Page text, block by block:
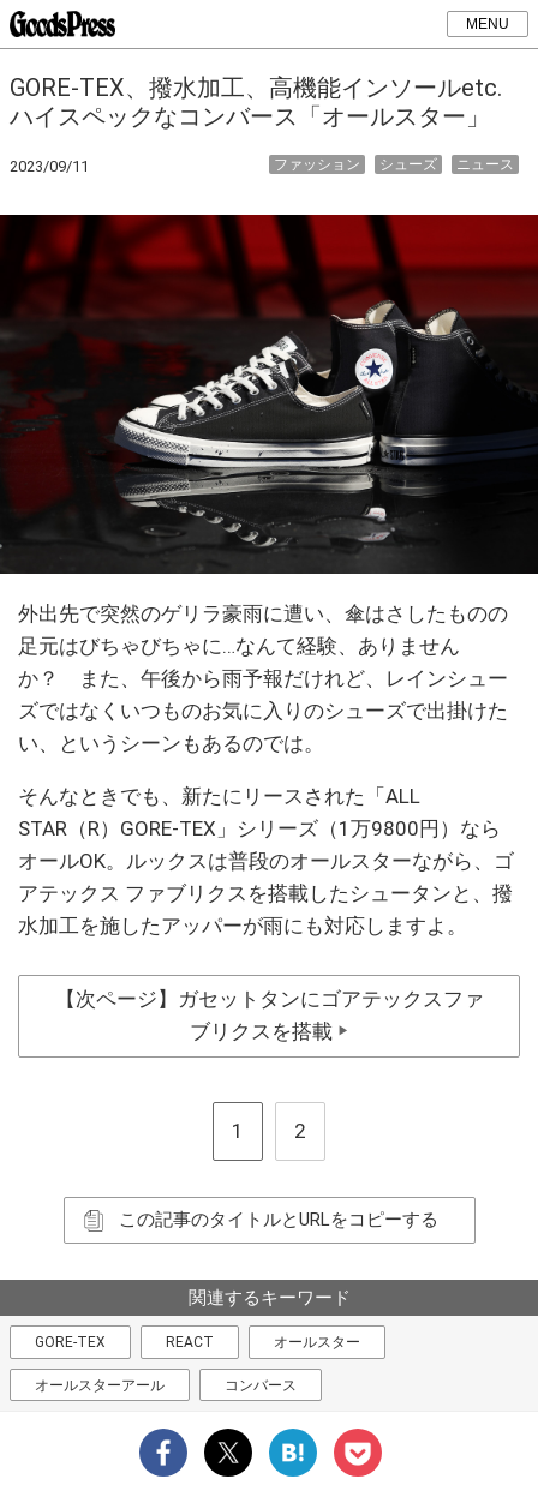
MENU
GORE-TEX、撥水加工、高機能インソールetc.
ハイスペックなコンバース「オールスター」
2023/09/11 ニュース
シューズ
ファッション
外出先で突然のゲリラ豪雨に遭い、傘はさしたものの
足元はびちゃびちゃに…なんて経験、ありません
か？ また、午後から雨予報だけれど、レインシュー
ズではなくいつものお気に入りのシューズで出掛けた
い、というシーンもあるのでは。
そんなときでも、新たにリースされた「ALL
STAR（R）GORE-TEX」シリーズ（1万9800円）なら
オールOK。ルックスは普段のオールスターながら、ゴ
アテックス ファブリクスを搭載したシュータンと、撥
水加工を施したアッパーが雨にも対応しますよ。
【次ページ】ガセットタンにゴアテックスファ
ブリクスを搭載 ▶
1 2
この記事のタイトルとURLをコピーする
関連するキーワード
GORE-TEX REACT オールスター
オールスターアール コンバース